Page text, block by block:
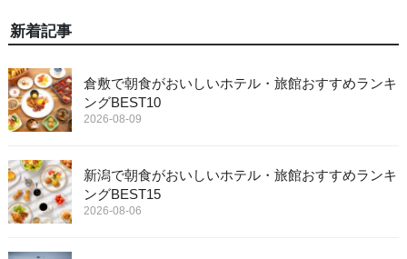
新着記事
倉敷で朝食がおいしいホテル・旅館おすすめランキ
ングBEST10
2026-08-09
新潟で朝食がおいしいホテル・旅館おすすめランキ
ングBEST15
2026-08-06